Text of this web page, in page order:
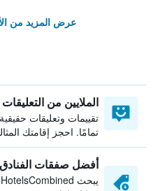
عرض المزيد من
الملايين من التعليقات
تقييمات وتعليقات
تمامًا. احجز إقامتك
أفضل صفقات الفنادق